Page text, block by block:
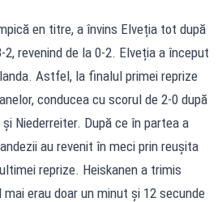
en titre, a învins Elveția tot după
revenind de la 0‑2. Elveția a început
Astfel, la finalul primei reprize
conducea cu scorul de 2-0 după
Niederreiter. După ce în partea a
au revenit în meci prin reușita
reprize. Heiskanen a trimis
erau doar un minut și 12 secunde